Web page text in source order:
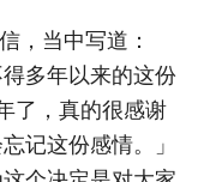
，当中写道：
多年以来的这份
了，真的很感谢
记这份感情。」